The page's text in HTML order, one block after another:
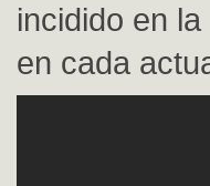
incidido en
en cada